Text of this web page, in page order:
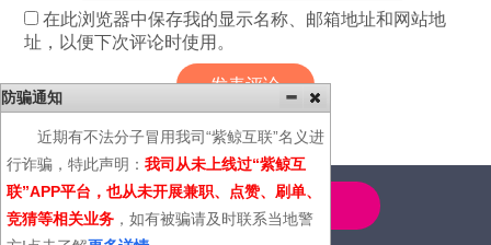
在此浏览器中保存我的显示名称、邮箱地址和网站地
址，以便下次评论时使用。
4000-600-366
防骗通知
近期有不法分子冒用我司“紫鲸互联”名义进
行诈骗，特此声明： 我司从未上线过“紫鲸互
联”APP平台，也从未开展兼职、点赞、刷单、
竞猜等相关业务 ，如有被骗请及时联系当地警